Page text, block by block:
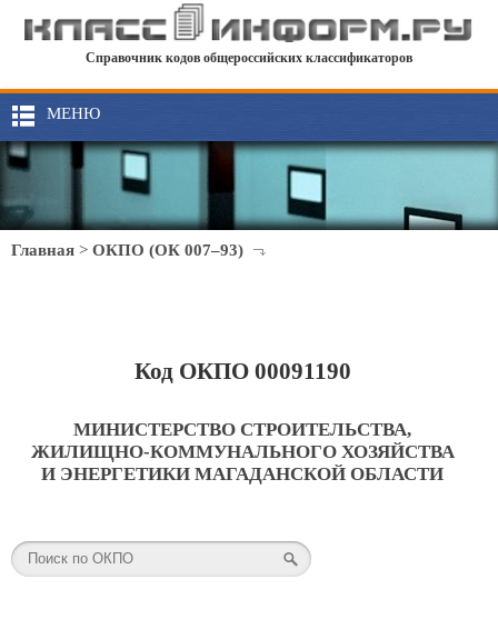
Справочник кодов общероссийских классификаторов
МЕНЮ
Главная > ОКПО (ОК 007–93)
Код ОКПО 00091190
МИНИСТЕРСТВО СТРОИТЕЛЬСТВА,
ЖИЛИЩНО-КОММУНАЛЬНОГО ХОЗЯЙСТВА
И ЭНЕРГЕТИКИ МАГАДАНСКОЙ ОБЛАСТИ